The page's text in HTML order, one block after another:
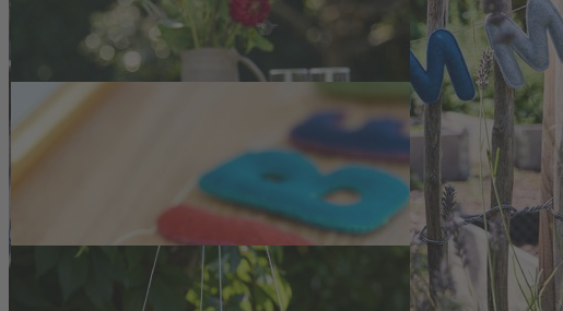
Entdecken Sie das vielseitige Kreativset Bastelfilz (9 Farben) für natürliche
Beschreibung
Kreativset Bastelfilz aus 100 % Schurwolle –
Das Kreativset Bastelfilz bietet eine sorgfältig zusammengestellte Auswahl
melierten Farbtöne – von Dunkelblau, Türkis und Mittelblau über Grün, Rot
formstabil, franst beim Zuschneiden nicht aus und erfüllt die Öko-Tex-
bei 1 mm Stärke erleichtert das exakte Arbeiten bei Näh- und Bastelprojekten.